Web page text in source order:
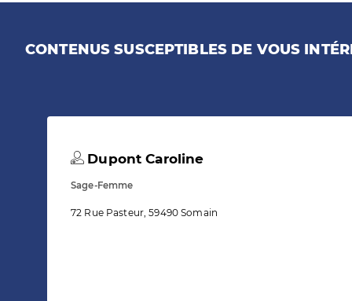
CONTENUS SUSCEPTIBLES DE VOUS
Dupont Caroline
Sage-Femme
72 Rue Pasteur, 59490 Somain